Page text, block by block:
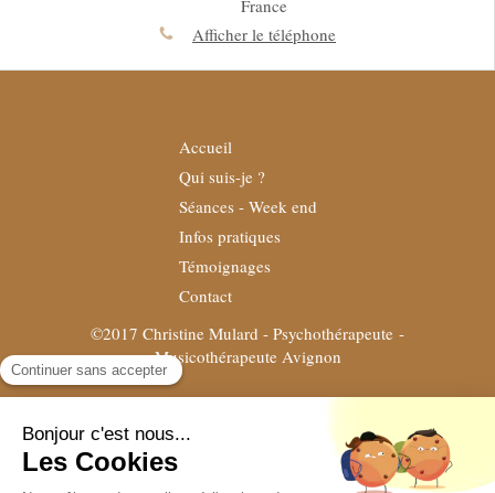
France
Afficher le téléphone
Accueil
Qui suis-je ?
Séances - Week end
Infos pratiques
Témoignages
Contact
©2017 Christine Mulard - Psychothérapeute -
Musicothérapeute Avignon
Mentions légales